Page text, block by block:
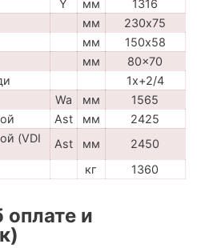
Y мм
1316
мм
230х75
мм
150х58
мм
80x70
1x+2/4
Wa мм
1565
Ast мм
2425
(VDI
Ast мм
2450
кг 1360
и